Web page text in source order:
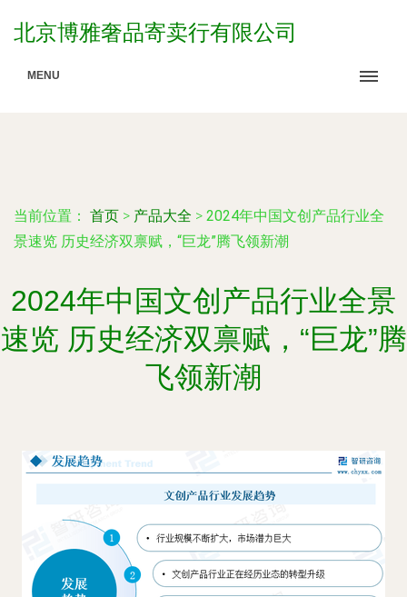
北京博雅奢品寄卖行有限公司
MENU
当前位置： 首页 > 产品大全 > 2024年中国文创产品行业全
景速览 历史经济双禀赋，“巨龙”腾飞领新潮
2024年中国文创产品行业全景
速览 历史经济双禀赋，“巨龙”腾
飞领新潮